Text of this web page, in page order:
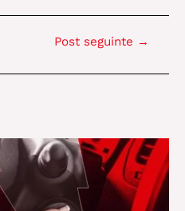
Post seguinte →